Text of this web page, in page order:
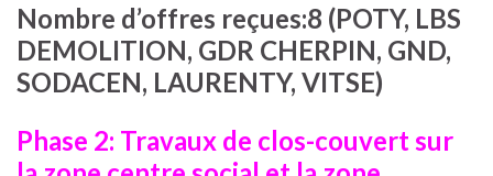
Nombre d’offres reçues:8 (POTY, LBS
DEMOLITION, GDR CHERPIN, GND,
SODACEN, LAURENTY, VITSE)
Phase 2: Travaux de clos-couvert sur